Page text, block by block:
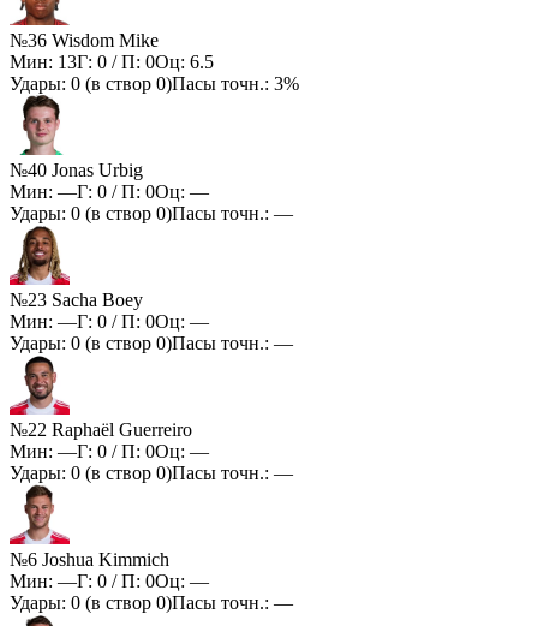
№36 Wisdom Mike
Мин: 13Г: 0 / П: 0Оц: 6.5
Удары: 0 (в створ 0)Пасы точн.: 3%
№40 Jonas Urbig
Мин: —Г: 0 / П: 0Оц: —
Удары: 0 (в створ 0)Пасы точн.: —
№23 Sacha Boey
Мин: —Г: 0 / П: 0Оц: —
Удары: 0 (в створ 0)Пасы точн.: —
№22 Raphaël Guerreiro
Мин: —Г: 0 / П: 0Оц: —
Удары: 0 (в створ 0)Пасы точн.: —
№6 Joshua Kimmich
Мин: —Г: 0 / П: 0Оц: —
Удары: 0 (в створ 0)Пасы точн.: —